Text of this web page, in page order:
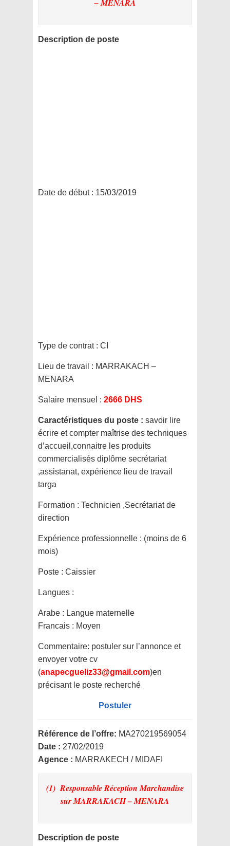
– MENARA
Description de poste
Date de début : 15/03/2019
Type de contrat : CI
Lieu de travail : MARRAKACH –
MENARA
Salaire mensuel : 2666 DHS
Caractéristiques du poste : savoir lire
écrire et compter maîtrise des techniques
d’accueil,connaitre les produits
commercialisés diplôme secrétariat
,assistanat, expérience lieu de travail
targa
Formation : Technicien ,Secrétariat de
direction
Expérience professionnelle : (moins de 6
mois)
Poste : Caissier
Langues :
Arabe : Langue maternelle
Francais : Moyen
Commentaire: postuler sur l’annonce et
envoyer votre cv
(anapecgueliz33@gmail.com)en
précisant le poste recherché
Postuler
Référence de l’offre: MA270219569054
Date : 27/02/2019
Agence : MARRAKECH / MIDAFI
(1) Responsable Réception Marchandise
sur MARRAKACH – MENARA
Description de poste